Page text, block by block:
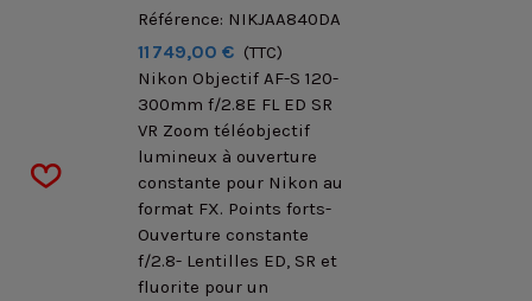
Référence: NIKJAA840DA
11 749,00 € (TTC)
Nikon Objectif AF-S 120-
300mm f/2.8E FL ED SR
VR Zoom téléobjectif
lumineux à ouverture
constante pour Nikon au
format FX. Points forts-
Ouverture constante
f/2.8- Lentilles ED, SR et
fluorite pour un